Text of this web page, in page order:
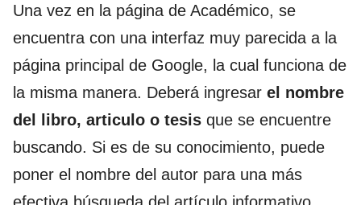
Una vez en la página de Académico, se
encuentra con una interfaz muy parecida a la
página principal de Google, la cual funciona de
la misma manera. Deberá ingresar el nombre
del libro, articulo o tesis que se encuentre
buscando. Si es de su conocimiento, puede
poner el nombre del autor para una más